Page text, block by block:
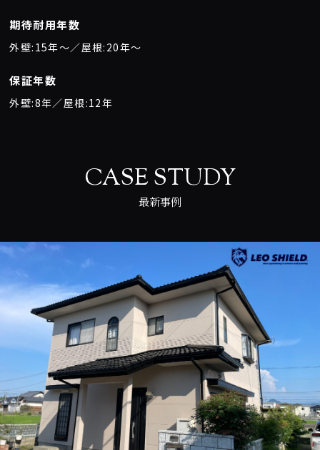
期待耐用年数
外壁:15年〜／屋根:20年〜
保証年数
外壁:8年／屋根:12年
CASE STUDY
最新事例